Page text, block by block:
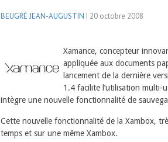
BEUGRÉ JEAN-AUGUSTIN | 20 octobre 2008
Xamance, concepteur
appliquée aux documents
lancement de la dernière
1.4 facilite l’utilisation multi-
intègre une nouvelle fonctionnalité de
Cette nouvelle fonctionnalité de la Xambox,
temps et sur une même Xambox.